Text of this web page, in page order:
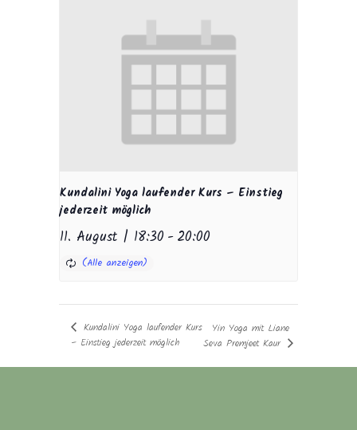
Kundalini Yoga laufender Kurs – Einstieg
jederzeit möglich
11. August | 18:30 -20:00
Kundalini Yoga laufender Kurs
– Einstieg jederzeit möglich
Yin Yoga mit Liane
Seva Premjeet Kaur